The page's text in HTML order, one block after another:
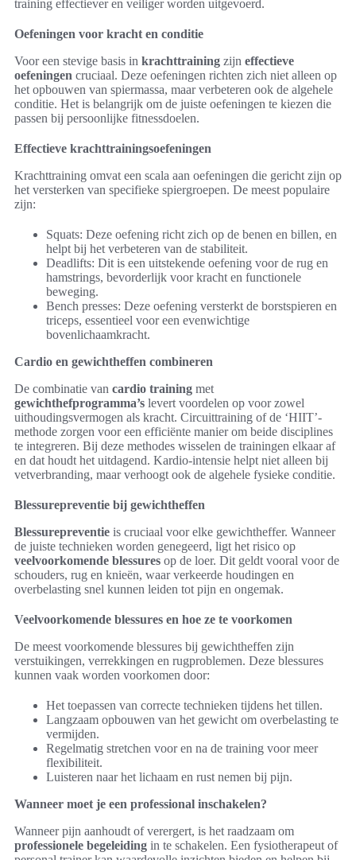
training effectiever en veiliger worden uitgevoerd.
Oefeningen voor kracht en conditie
Voor een stevige basis in krachttraining zijn effectieve
oefeningen cruciaal. Deze oefeningen richten zich niet alleen op
het opbouwen van spiermassa, maar verbeteren ook de algehele
conditie. Het is belangrijk om de juiste oefeningen te kiezen die
passen bij persoonlijke fitnessdoelen.
Effectieve krachttrainingsoefeningen
Krachttraining omvat een scala aan oefeningen die gericht zijn op
het versterken van specifieke spiergroepen. De meest populaire
zijn:
Squats: Deze oefening richt zich op de benen en billen, en
helpt bij het verbeteren van de stabiliteit.
Deadlifts: Dit is een uitstekende oefening voor de rug en
hamstrings, bevorderlijk voor kracht en functionele
beweging.
Bench presses: Deze oefening versterkt de borstspieren en
triceps, essentieel voor een evenwichtige
bovenlichaamkracht.
Cardio en gewichtheffen combineren
De combinatie van cardio training met
gewichthefprogramma’s levert voordelen op voor zowel
uithoudingsvermogen als kracht. Circuittraining of de ‘HIIT’-
methode zorgen voor een efficiënte manier om beide disciplines
te integreren. Bij deze methodes wisselen de trainingen elkaar af
en dat houdt het uitdagend. Kardio-intensie helpt niet alleen bij
vetverbranding, maar verhoogt ook de algehele fysieke conditie.
Blessurepreventie bij gewichtheffen
Blessurepreventie is cruciaal voor elke gewichtheffer. Wanneer
de juiste technieken worden genegeerd, ligt het risico op
veelvoorkomende blessures op de loer. Dit geldt vooral voor de
schouders, rug en knieën, waar verkeerde houdingen en
overbelasting snel kunnen leiden tot pijn en ongemak.
Veelvoorkomende blessures en hoe ze te voorkomen
De meest voorkomende blessures bij gewichtheffen zijn
verstuikingen, verrekkingen en rugproblemen. Deze blessures
kunnen vaak worden voorkomen door:
Het toepassen van correcte technieken tijdens het tillen.
Langzaam opbouwen van het gewicht om overbelasting te
vermijden.
Regelmatig stretchen voor en na de training voor meer
flexibiliteit.
Luisteren naar het lichaam en rust nemen bij pijn.
Wanneer moet je een professional inschakelen?
Wanneer pijn aanhoudt of verergert, is het raadzaam om
professionele begeleiding in te schakelen. Een fysiotherapeut of